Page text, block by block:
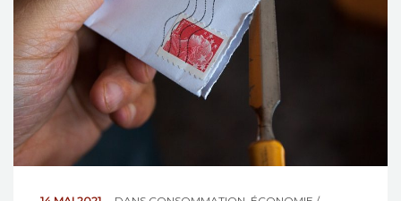
LA CCA-GE
NOS ACTIONS
CONTACT